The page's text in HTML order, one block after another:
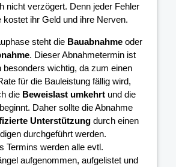
nicht verzögert. Denn jeder Fehler
kostet ihr Geld und ihre Nerven.
steht die Bauabnahme oder
. Dieser Abnahmetermin ist
besonders wichtig, da zum einen
für die Bauleistung fällig wird,
die Beweislast umkehrt und die
Daher sollte die Abnahme
Unterstützung durch einen
durchgeführt werden.
Termins werden alle evtl.
aufgenommen, aufgelistet und